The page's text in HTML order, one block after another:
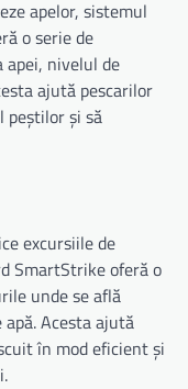
apelor, sistemul
o serie de
nivelul de
ajută pescarilor
peștilor și să
excursiile de
SmartStrike oferă o
unde se află
Acesta ajută
în mod eficient și